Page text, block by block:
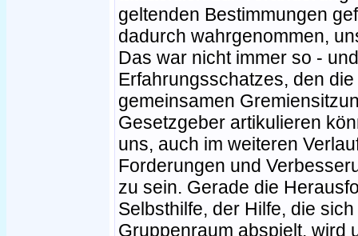
geltenden Bestimmungen
dadurch wahrgenommen,
Das war nicht immer so -
Erfahrungsschatzes, den
gemeinsamen
Gesetzgeber artikulieren
uns, auch im weiteren
Forderungen und
zu sein. Gerade die
Selbsthilfe, der Hilfe, die
Gruppenraum abspielt, wird